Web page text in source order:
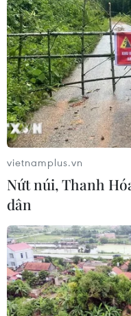
06/08/2026 13:24
Bão Dolphin hướng
Trung Quốc, cảnh
diện rộng
06/08/2026 08:36
Làn sóng tấn công
các quỹ đầu cơ lớn
06/08/2026 06:47
Anh công bố kết quả
đầu vụ đâm dao ở
06/08/2026 06:00
vietnamplus.vn
Nứt núi, Thanh
dân